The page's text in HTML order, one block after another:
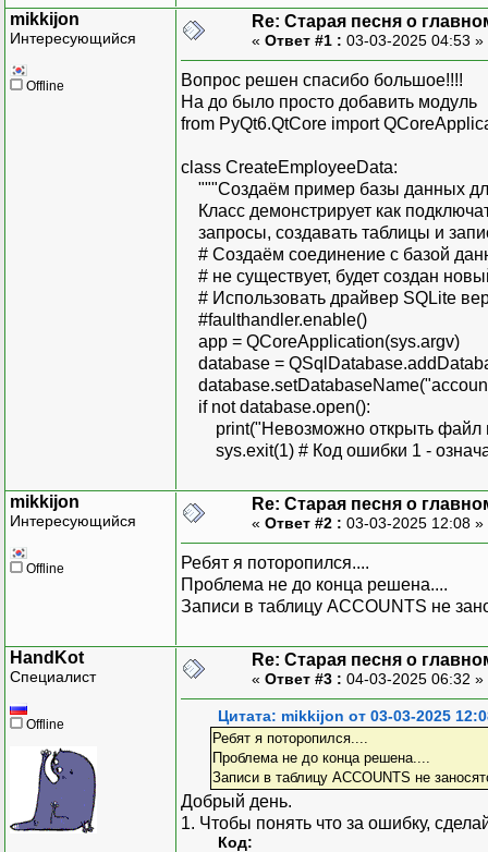
query.exec("DROP
query.exec("""CREATE
id INTEGER PRIMARY
employee_id INTEGER
first_name
email VARCHAR(40)
department
country_id
# Позиционная
amployee_id,
email,
VALUES (?, ?,
first_name =
"Mia",
"Valorie",
"Noah",
"Benjamin",
last_name = ["Smith",
"Jones",
"Martinez",
"Wilson",
"Moore",
"Perez",
# Создайте данные для
employee_ids =
range(1000, 2500),
countries =
"France":4,
country_names =
country_codes =
departments =
"Finance",
mikkijon
Интересующийся
Offline
Re: Старая песня о
« Ответ #1 : 03-03-2025 04:53 »
Вопрос решен спасибо большое!!!!
На до было просто добавить модуль
from PyQt6.QtCore import
class CreateEmployeeData:
"""Создаём пример базы данных
Класс демонстрирует как
запросы, создавать таблицы и
# Создаём соединение с базой
# не существует, будет создан
# Использовать драйвер SQLite
#faulthandler.enable()
app = QCoreApplication(sys.argv)
database =
if not database.open():
print("Невозможно открыть файл
sys.exit(1) # Код ошибки 1 -
mikkijon
Интересующийся
Offline
Re: Старая песня о
« Ответ #2 : 03-03-2025 12:08 »
Ребят я поторопился....
Проблема не до конца решена....
Записи в таблицу ACCOUNTS не
HandKot
Специалист
Offline
Re: Старая песня о
« Ответ #3 : 04-03-2025 06:32 »
Цитата: mikkijon от 03-03-2025
Ребят я поторопился....
Проблема не до конца решена....
Записи в таблицу ACCOUNTS не
Добрый день.
1. Чтобы понять что за ошибку,
Код: